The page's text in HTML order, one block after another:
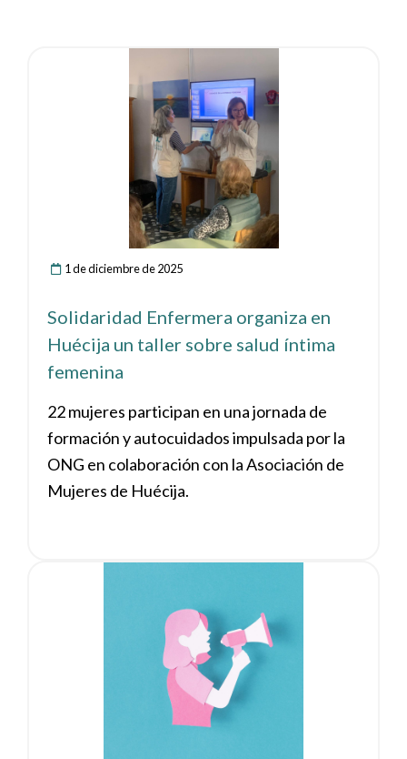
1 de diciembre de 2025
Solidaridad Enfermera organiza en
Huécija un taller sobre salud íntima
femenina
22 mujeres participan en una jornada de
formación y autocuidados impulsada por la
ONG en colaboración con la Asociación de
Mujeres de Huécija.